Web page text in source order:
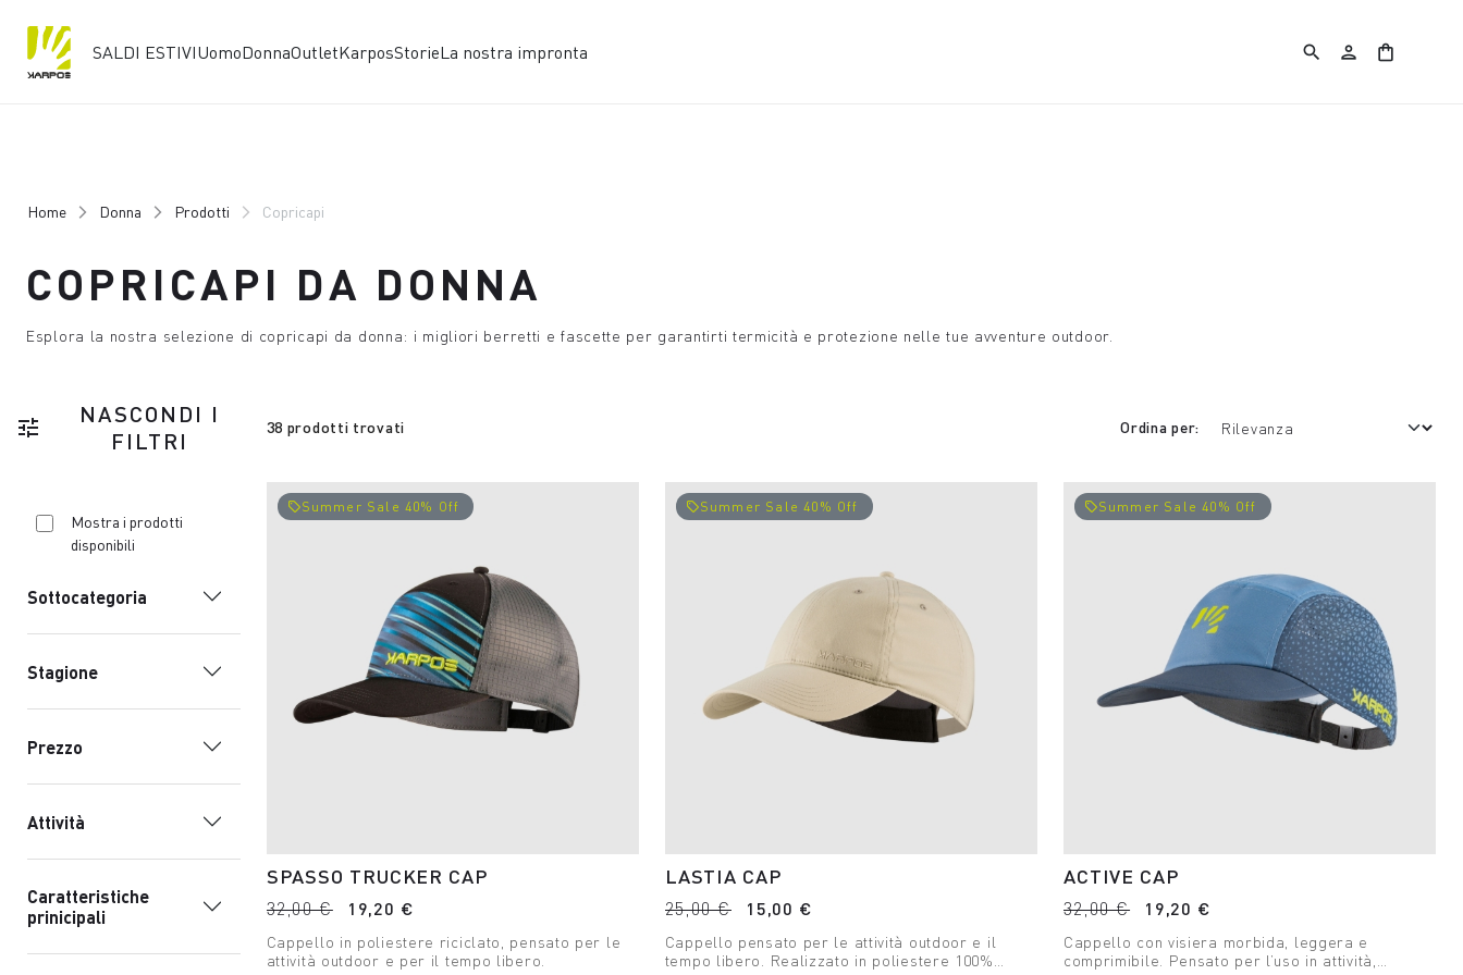
SALDI ESTIVIUomoDonnaOutletKarposStorieLa nostra impronta search person shopping_bag
Home Donna Prodotti Copricapi
COPRICAPI DA DONNA
Esplora la nostra selezione di copricapi da donna: i migliori berretti e fascette per garantirti termicità e protezione nelle tue avventure outdoor.
tune
NASCONDI I
FILTRI
38 prodotti trovati Ordina per:
Mostra i prodotti
disponibili
Sottocategoria
Stagione
Prezzo
Attività
Caratteristiche
prinicipali
local_offerSummer Sale 40% Off
SPASSO TRUCKER CAP
32,00 € 19,20 €
Cappello in poliestere riciclato, pensato per le
attività outdoor e per il tempo libero.
local_offerSummer Sale 40% Off
LASTIA CAP
25,00 € 15,00 €
Cappello pensato per le attività outdoor e il
tempo libero. Realizzato in poliestere 100%
local_offerSummer Sale 40% Off
ACTIVE CAP
32,00 € 19,20 €
Cappello con visiera morbida, leggera e
comprimibile. Pensato per l’uso in attività,